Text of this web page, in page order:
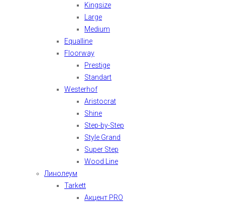
Kingsize
Large
Medium
Equalline
Floorway
Prestige
Standart
Westerhof
Aristocrat
Shine
Step-by-Step
Style Grand
Super Step
Wood Line
Линолеум
Tarkett
Акцент PRO